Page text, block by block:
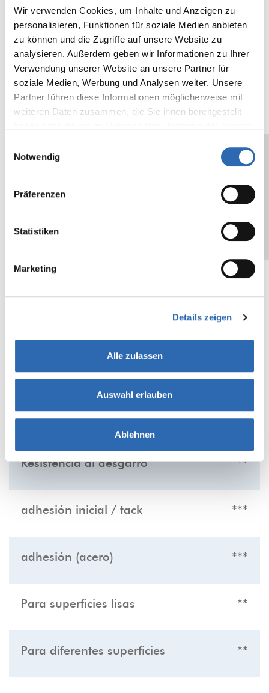
Wir verwenden Cookies, um Inhalte und Anzeigen zu
personalisieren, Funktionen für soziale Medien anbieten
zu können und die Zugriffe auf unsere Website zu
analysieren. Außerdem geben wir Informationen zu Ihrer
Verwendung unserer Website an unsere Partner für
soziale Medien, Werbung und Analysen weiter. Unsere
Partner führen diese Informationen möglicherweise mit
weiteren Daten zusammen, die Sie ihnen bereitgestellt
Notwendig
Präferenzen
Statistiken
Marketing
Details zeigen
Alle zulassen
Auswahl erlauben
Ablehnen
min.
40.2
Espesor del
soporte
µ
Adhesive
strength on
metal
cN/25mm
N/cm
500
2
oz/in
Diameter
3
The values given are typical values, and do
recommend testing the suitability of the self-
adhesive tape for the designated application
PRODUCT FEATURES
siguientes propiedades:
silencioso ***
Resistencia al desgarro **
adhesión inicial / tack ***
adhesión (acero) ***
Para superficies lisas **
Para diferentes superficies **